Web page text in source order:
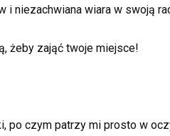
i niezachwiana wiara w swoją
żeby zająć twoje miejsce!
po czym patrzy mi prosto w